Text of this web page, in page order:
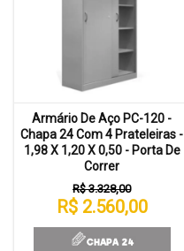
Armário De Aço PC-120 -
Chapa 24 Com 4 Prateleiras -
1,98 X 1,20 X 0,50 - Porta De
Correr
R$ 3.328,00
R$ 2.560,00